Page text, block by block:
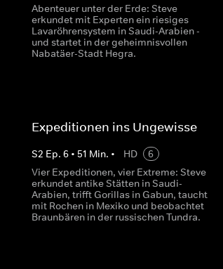
Abenteuer unter der Erde: Steve
erkundet mit Experten ein riesiges
Lavaröhrensystem in Saudi-Arabien -
und startet in der geheimnisvollen
Nabatäer-Stadt Hegra.
Expeditionen ins Ungewisse
S2 Ep.6 • 51 Min. • HD
6
Vier Expeditionen, vier Extreme: Steve
erkundet antike Stätten in Saudi-
Arabien, trifft Gorillas in Gabun, taucht
mit Rochen in Mexiko und beobachtet
Braunbären in der russischen Tundra.